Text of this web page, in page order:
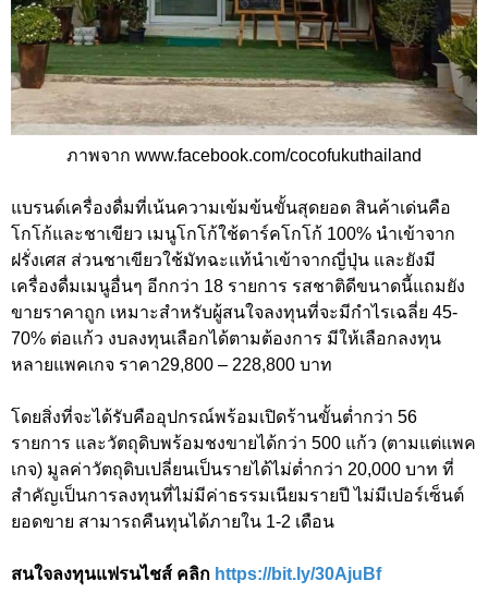
ภาพจาก www.facebook.com/cocofukuthailand
แบรนด์เครื่องดื่มที่เน้นความเข้มข้นขั้นสุดยอด สินค้าเด่นคือ
โกโก้และชาเขียว เมนูโกโก้ใช้ดาร์คโกโก้ 100% นำเข้าจาก
ฝรั่งเศส ส่วนชาเขียวใช้มัทฉะแท้นำเข้าจากญี่ปุ่น และยังมี
เครื่องดื่มเมนูอื่นๆ อีกกว่า 18 รายการ รสชาติดีขนาดนี้แถมยัง
ขายราคาถูก เหมาะสำหรับผู้สนใจลงทุนที่จะมีกำไรเฉลี่ย 45-
70% ต่อแก้ว งบลงทุนเลือกได้ตามต้องการ มีให้เลือกลงทุน
หลายแพคเกจ ราคา29,800 – 228,800 บาท
โดยสิ่งที่จะได้รับคืออุปกรณ์พร้อมเปิดร้านขั้นต่ำกว่า 56
รายการ และวัตถุดิบพร้อมชงขายได้กว่า 500 แก้ว (ตามแต่แพค
เกจ) มูลค่าวัตถุดิบเปลี่ยนเป็นรายได้ไม่ต่ำกว่า 20,000 บาท ที่
สำคัญเป็นการลงทุนที่ไม่มีค่าธรรมเนียมรายปี ไม่มีเปอร์เซ็นต์
ยอดขาย สามารถคืนทุนได้ภายใน 1-2 เดือน
สนใจลงทุนแฟรนไชส์ คลิก https://bit.ly/30AjuBf